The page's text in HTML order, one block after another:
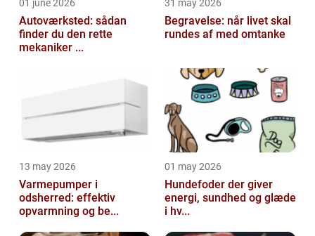
01 june 2026
Autoværksted: sådan
finder du den rette
mekaniker ...
31 may 2026
Begravelse: når livet skal
rundes af med omtanke
13 may 2026
Varmepumper i
odsherred: effektiv
opvarmning og be...
01 may 2026
Hundefoder der giver
energi, sundhed og glæde
i hv...